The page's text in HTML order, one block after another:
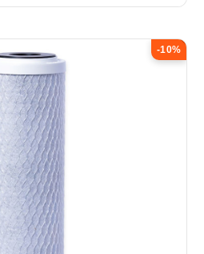
-10%